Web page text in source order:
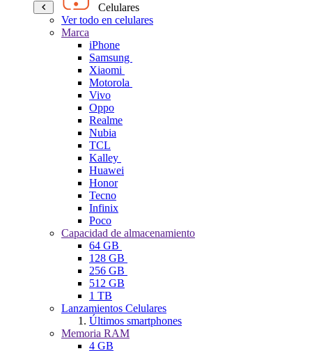
Celulares
Ver todo en celulares
Marca
iPhone
Samsung
Xiaomi
Motorola
Vivo
Oppo
Realme
Nubia
TCL
Kalley
Huawei
Honor
Tecno
Infinix
Poco
Capacidad de almacenamiento
64 GB
128 GB
256 GB
512 GB
1 TB
Lanzamientos Celulares
Últimos smartphones
Memoria RAM
4 GB